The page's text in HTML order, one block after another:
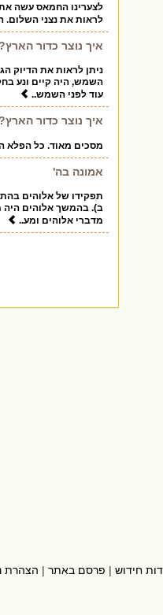
לצערינו החמאס עשה את
לראות את נצני השלום.
איך נוצר כדור
ניתן לראות את הדיוק
השמש, היה קיים ונע
עוד לפני השמש..
איך נוצר כדור
מסכים מאוד. כל הפלא
אמונה בה'
תפקידו של אלוהים
ב). בהמשך אלוהים היה
מדברי אלוהים ומע..
חידוש | פרסם באתר | הצהרת